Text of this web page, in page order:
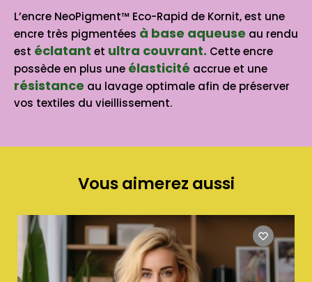
L’encre NeoPigment™ Eco-Rapid de Kornit, est une
encre très pigmentées à base aqueuse au rendu
est éclatant et ultra couvrant. Cette encre
possède en plus une élasticité accrue et une
résistance au lavage optimale afin de préserver
vos textiles du vieillissement.
Vous aimerez aussi